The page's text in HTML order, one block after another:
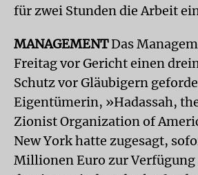
für zwei Stunden die Arbeit
MANAGEMENTDas
Freitag vor Gericht einen
Schutz vor Gläubigern
Eigentümerin, »Hadassah,
Zionist Organization of
New York hatte zugesagt,
Millionen Euro zur Verfügung